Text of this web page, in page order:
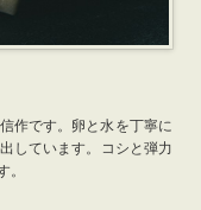
作です。卵と水を丁寧に
しています。コシと弾力
。